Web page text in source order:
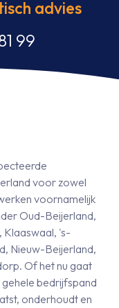
advies
99
voor zowel
voornamelijk
Oud-Beijerland,
Klaaswaal, 's-
Nieuw-Beijerland,
Of het nu gaat
gehele bedrijfspand
onderhoudt en